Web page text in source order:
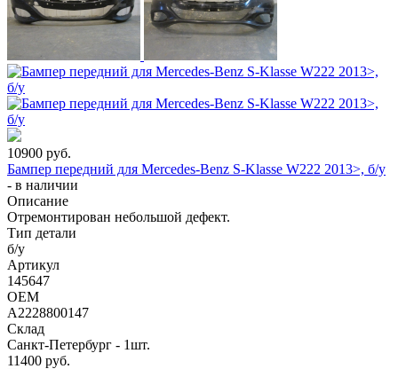
10900 руб.
Бампер передний для Mercedes-Benz S-Klasse W222 2013>, б/у
- в наличии
Описание
Отремонтирован небольшой дефект.
Тип детали
б/у
Артикул
145647
OEM
A2228800147
Склад
Санкт-Петербург - 1шт.
11400 руб.